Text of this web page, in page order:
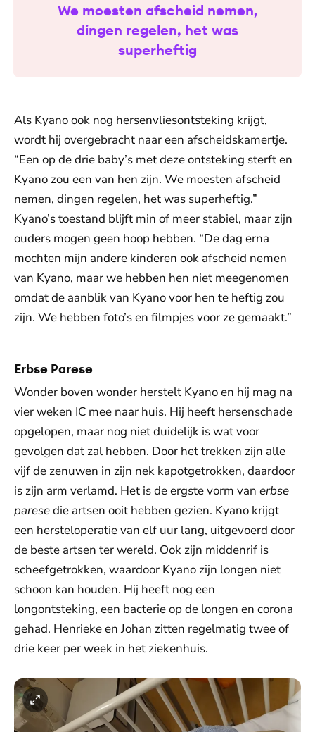
We moesten afscheid nemen,
dingen regelen, het was
superheftig
Als Kyano ook nog hersenvliesontsteking krijgt,
wordt hij overgebracht naar een afscheidskamertje.
“Een op de drie baby’s met deze ontsteking sterft en
Kyano zou een van hen zijn. We moesten afscheid
nemen, dingen regelen, het was superheftig.”
Kyano’s toestand blijft min of meer stabiel, maar zijn
ouders mogen geen hoop hebben. “De dag erna
mochten mijn andere kinderen ook afscheid nemen
van Kyano, maar we hebben hen niet meegenomen
omdat de aanblik van Kyano voor hen te heftig zou
zijn. We hebben foto’s en filmpjes voor ze gemaakt.”
Erbse Parese
Wonder boven wonder herstelt Kyano en hij mag na
vier weken IC mee naar huis. Hij heeft hersenschade
opgelopen, maar nog niet duidelijk is wat voor
gevolgen dat zal hebben. Door het trekken zijn alle
vijf de zenuwen in zijn nek kapotgetrokken, daardoor
is zijn arm verlamd. Het is de ergste vorm van erbse
paresedie artsen ooit hebben gezien. Kyano krijgt
een hersteloperatie van elf uur lang, uitgevoerd door
de beste artsen ter wereld. Ook zijn middenrif is
scheefgetrokken, waardoor Kyano zijn longen niet
schoon kan houden. Hij heeft nog een
longontsteking, een bacterie op de longen en corona
gehad. Henrieke en Johan zitten regelmatig twee of
drie keer per week in het ziekenhuis.